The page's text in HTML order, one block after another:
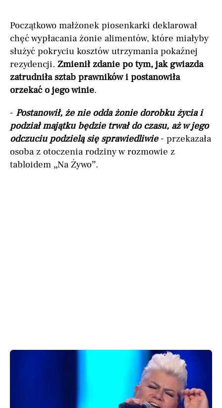
Początkowo małżonek piosenkarki deklarował
chęć wypłacania żonie alimentów, które miałyby
służyć pokryciu kosztów utrzymania pokaźnej
rezydencji. Zmienił zdanie po tym, jak gwiazda
zatrudniła sztab prawników i postanowiła
orzekać o jego winie.
- Postanowił, że nie odda żonie dorobku życia i
podział majątku będzie trwał do czasu, aż w jego
odczuciu podzielą się sprawiedliwie- przekazała
osoba z otoczenia rodziny w rozmowie z
tabloidem „Na Żywo”.